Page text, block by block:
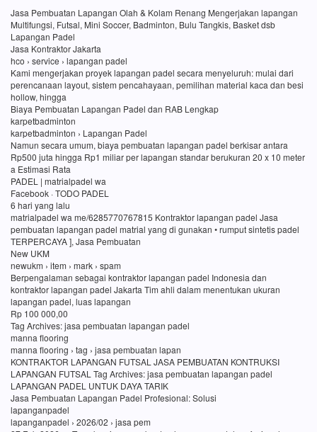
Jasa Pembuatan Lapangan Olah & Kolam Renang Mengerjakan lapangan
Multifungsi, Futsal, Mini Soccer, Badminton, Bulu Tangkis, Basket dsb
Lapangan Padel
Jasa Kontraktor Jakarta
hco › service › lapangan padel
Kami mengerjakan proyek lapangan padel secara menyeluruh: mulai dari
perencanaan layout, sistem pencahayaan, pemilihan material kaca dan besi
hollow, hingga
Biaya Pembuatan Lapangan Padel dan RAB Lengkap
karpetbadminton
karpetbadminton › Lapangan Padel
Namun secara umum, biaya pembuatan lapangan padel berkisar antara
Rp500 juta hingga Rp1 miliar per lapangan standar berukuran 20 x 10 meter
a Estimasi Rata
PADEL | matrialpadel wa
Facebook · TODO PADEL
6 hari yang lalu
matrialpadel wa me/6285770767815 Kontraktor lapangan padel Jasa
pembuatan lapangan padel matrial yang di gunakan • rumput sintetis padel
TERPERCAYA ], Jasa Pembuatan
New UKM
newukm › item › mark › spam
Berpengalaman sebagai kontraktor lapangan padel Indonesia dan
kontraktor lapangan padel Jakarta Tim ahli dalam menentukan ukuran
lapangan padel, luas lapangan
Rp 100 000,00
Tag Archives: jasa pembuatan lapangan padel
manna flooring
manna flooring › tag › jasa pembuatan lapan
KONTRAKTOR LAPANGAN FUTSAL JASA PEMBUATAN KONTRUKSI
LAPANGAN FUTSAL Tag Archives: jasa pembuatan lapangan padel
LAPANGAN PADEL UNTUK DAYA TARIK
Jasa Pembuatan Lapangan Padel Profesional: Solusi
lapanganpadel
lapanganpadel › 2026/02 › jasa pem